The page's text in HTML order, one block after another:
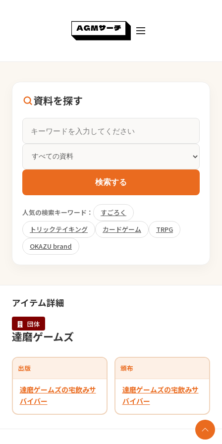
資料を探す
検索する
人気の検索キーワード：
すごろく
トリックテイキング
カードゲーム
TRPG
OKAZU brand
アイテム詳細
団体
達磨ゲームズ
出版
達磨ゲームズの宅飲みサ
バイバー
頒布
達磨ゲームズの宅飲みサ
バイバー